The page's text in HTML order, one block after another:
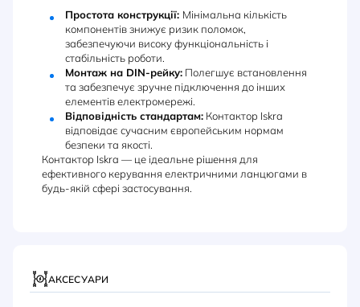
Простота конструкції: Мінімальна кількість
компонентів знижує ризик поломок,
забезпечуючи високу функціональність і
стабільність роботи.
Монтаж на DIN-рейку: Полегшує встановлення
та забезпечує зручне підключення до інших
елементів електромережі.
Відповідність стандартам: Контактор Iskra
відповідає сучасним європейським нормам
безпеки та якості.
Контактор Iskra — це ідеальне рішення для
ефективного керування електричними ланцюгами в
будь-якій сфері застосування.
АКСЕСУАРИ